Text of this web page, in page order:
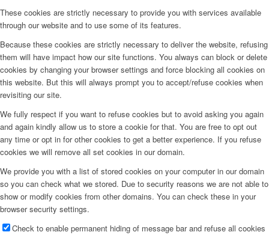
These cookies are strictly necessary to provide you with services available
through our website and to use some of its features.
Because these cookies are strictly necessary to deliver the website, refusing
them will have impact how our site functions. You always can block or delete
cookies by changing your browser settings and force blocking all cookies on
this website. But this will always prompt you to accept/refuse cookies when
revisiting our site.
We fully respect if you want to refuse cookies but to avoid asking you again
and again kindly allow us to store a cookie for that. You are free to opt out
any time or opt in for other cookies to get a better experience. If you refuse
cookies we will remove all set cookies in our domain.
We provide you with a list of stored cookies on your computer in our domain
so you can check what we stored. Due to security reasons we are not able to
show or modify cookies from other domains. You can check these in your
browser security settings.
Check to enable permanent hiding of message bar and refuse all cookies